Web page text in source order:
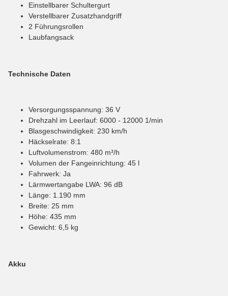
Einstellbarer Schultergurt
Verstellbarer Zusatzhandgriff
2 Führungsrollen
Laubfangsack
Technische Daten
Versorgungsspannung: 36 V
Drehzahl im Leerlauf: 6000 - 12000 1/min
Blasgeschwindigkeit: 230 km/h
Häckselrate: 8:1
Luftvolumenstrom: 480 m³/h
Volumen der Fangeinrichtung: 45 l
Fahrwerk: Ja
Lärmwertangabe LWA: 96 dB
Länge: 1.190 mm
Breite: 25 mm
Höhe: 435 mm
Gewicht: 6,5 kg
Akku